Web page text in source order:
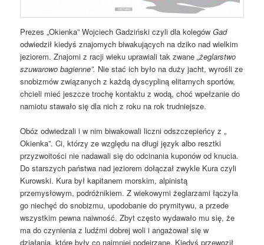
Prezes „Okienka” Wojciech Gadziński czyli dla kolegówGad
odwiedził kiedyś znajomych biwakujących na dziko nad wielkim
jeziorem. Znajomi z racji wieku uprawiali tak zwane„żeglarstwo
szuwarowo bagienne”. Nie stać ich było na duży jacht, wyrośli ze
snobizmów związanych z każdą dyscypliną elitarnych sportów,
chcieli mieć jeszcze trochę kontaktu z wodą, choć wpełzanie do
namiotu stawało się dla nich z roku na rok trudniejsze.
Obóz odwiedzali i w nim biwakowali liczni odszczepieńcy z „
Okienka”. Ci, którzy ze względu na długi język albo resztki
przyzwoitości nie nadawali się do odcinania kuponów od knucia.
Do starszych państwa nad jeziorem dołączał zwykle Kura czyli
Kurowski. Kura był kapitanem morskim, alpinistą
przemysłowym, podróżnikiem. Z wiekowymi żeglarzami łączyła
go niechęć do snobizmu, upodobanie do prymitywu, a przede
wszystkim pewna naiwność. Zbyt często wydawało mu się, że
ma do czynienia z ludźmi dobrej woli i angażował się w
działania, które były co najmniej podejrzane. Kiedyś przewoził